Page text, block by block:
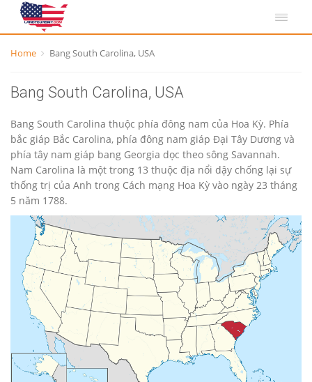
Home Bang South Carolina, USA
Bang South Carolina, USA
Bang South Carolina thuộc phía đông nam của Hoa Kỳ. Phía
bắc giáp Bắc Carolina, phía đông nam giáp Đại Tây Dương và
phía tây nam giáp bang Georgia dọc theo sông Savannah.
Nam Carolina là một trong 13 thuộc địa nổi dậy chống lại sự
thống trị của Anh trong Cách mạng Hoa Kỳ vào ngày 23 tháng
5 năm 1788.